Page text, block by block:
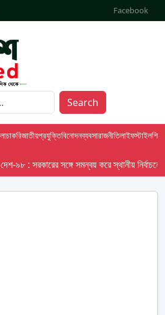
Facebook
Search
চাকরিজাতীয়প্রযুক্তিবিনোদনব্যবসারাজনীতিলাইফস্টাইলশিক্ষা
৯৮ : সরকারের সঙ্গে সমন্বয় করে স্থানীয়